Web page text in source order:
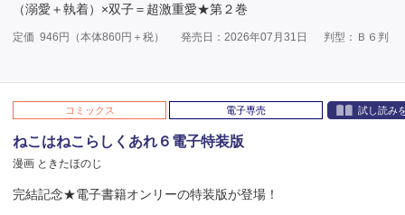
（溺愛＋執着）×双子＝超激重愛★第２巻
定価 946 円（本体860円＋税） 発売日：2026年07月31日 判型：Ｂ６判
コミックス 電子専売 試し読み
ねこはねこらしくあれ６電子特装版
漫画 ときたほのじ
完結記念★電子書籍オンリーの特装版が登場！